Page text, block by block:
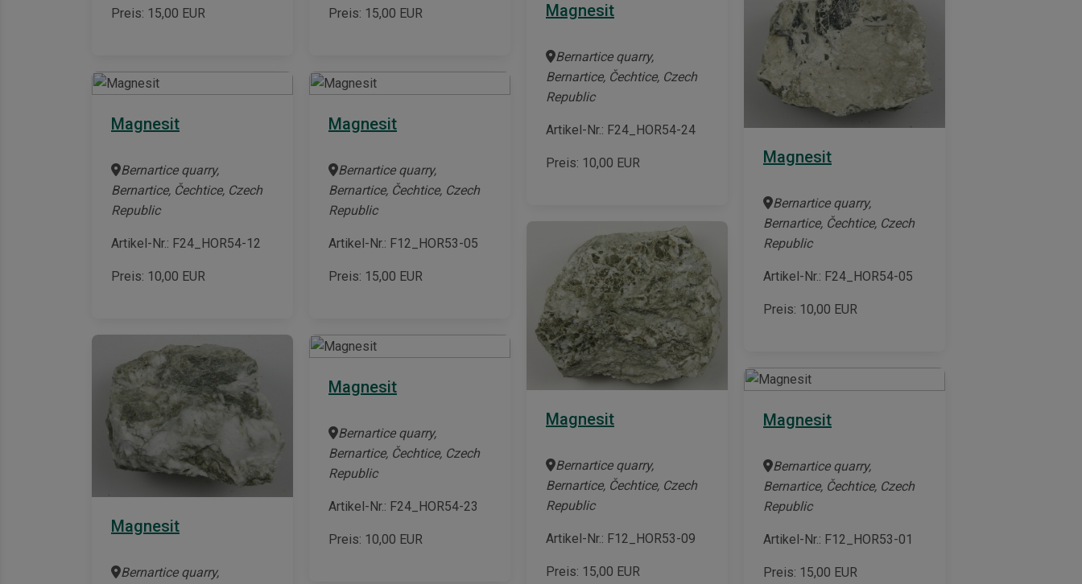
Preis: 15,00 EUR Preis: 15,00 EUR Magnesit
Bernartice quarry,
Bernartice, Čechtice, Czech
Republic
Artikel-Nr.: F24_HOR54-24
Preis: 10,00 EUR Magnesit
Bernartice quarry,
Bernartice, Čechtice, Czech
Republic
Artikel-Nr.: F24_HOR54-05
Preis: 10,00 EUR
Magnesit
Bernartice quarry,
Bernartice, Čechtice, Czech
Republic
Artikel-Nr.: F24_HOR54-12
Preis: 10,00 EUR
Magnesit
Bernartice quarry,
Bernartice, Čechtice, Czech
Republic
Artikel-Nr.: F12_HOR53-05
Preis: 15,00 EUR
Magnesit
Bernartice quarry,
Bernartice, Čechtice, Czech
Republic
Artikel-Nr.: F12_HOR53-09
Preis: 15,00 EUR
Magnesit
Bernartice quarry,
Bernartice, Čechtice, Czech
Republic
Artikel-Nr.: F12_HOR53-01
Preis: 15,00 EUR
Magnesit
Bernartice quarry,
Magnesit
Bernartice quarry,
Bernartice, Čechtice, Czech
Republic
Artikel-Nr.: F24_HOR54-23
Preis: 10,00 EUR